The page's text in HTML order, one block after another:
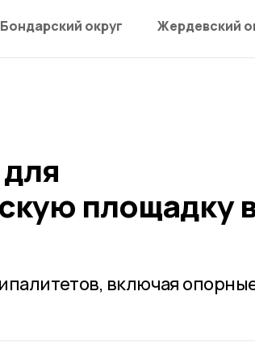
Бондарский округ Жердевский
площадку
включая